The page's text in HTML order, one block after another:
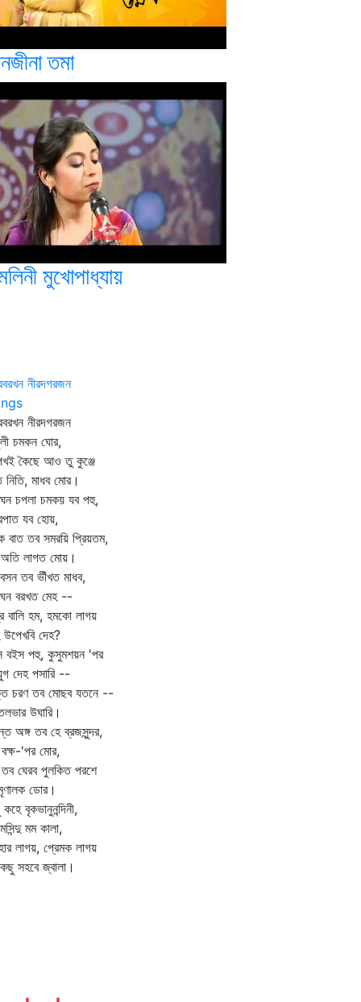
তমা
মুখোপাধ্যায়
নীরদগরজন
নীরদগরজন
চমকন ঘোর,
কৈছে আও তু কুঞ্জে
নিতি, মাধব মোর।
চপলা চমকয় যব পহু,
যব হোয়,
বাত তব সমরয়ি প্রিয়তম,
লাগত মোয়।
তব ভীঁখত মাধব,
বরখত মেহ --
বালি হম, হমকো লাগয়
উপেখবি দেহ?
বইস পহু, কুসুমশয়ন 'পর
দেহ পসারি --
চরণ তব মোছব যতনে --
উঘারি।
অঙ্গ তব হে ব্রজসুন্দর,
বক্ষ-'পর মোর,
ঘেরব পুলকিত পরশে
ডোর।
বৃকভানুনন্দিনী,
মম কালা,
লাগয়, প্রেমক লাগয়
সহবে জ্বালা।